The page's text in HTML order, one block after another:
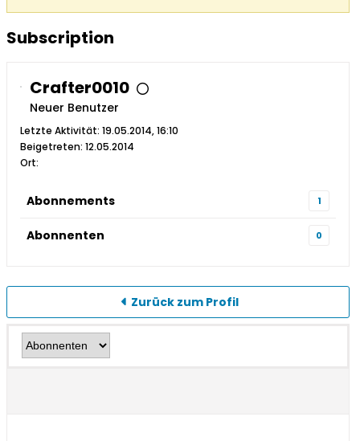
Subscription
Crafter0010
Neuer Benutzer
Letzte Aktivität: 19.05.2014, 16:10
Beigetreten: 12.05.2014
Ort:
Abonnements 1
Abonnenten 0
Zurück zum Profil